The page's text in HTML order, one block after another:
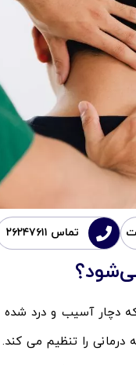
تماس ۲۶۲۴۷۶۱۱
که دچار آسیب و درد
درمانی را تنظیم می